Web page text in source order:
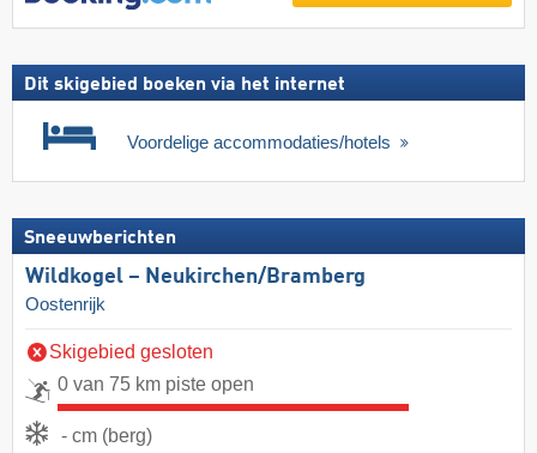
Dit skigebied boeken via het internet
Voordelige accommodaties/hotels
Sneeuwberichten
Wildkogel – Neukirchen/​Bramberg
Oostenrijk
Skigebied gesloten
0 van 75 km piste open
- cm (berg)